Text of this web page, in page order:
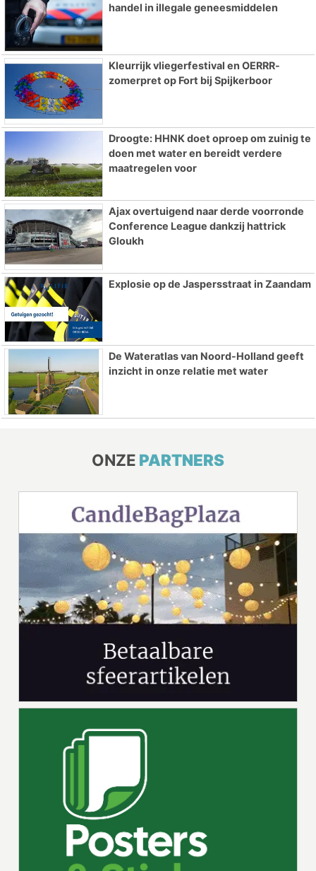
handel in illegale geneesmiddelen
Kleurrijk vliegerfestival en OERRR-
zomerpret op Fort bij Spijkerboor
Droogte: HHNK doet oproep om zuinig te
doen met water en bereidt verdere
maatregelen voor
Ajax overtuigend naar derde voorronde
Conference League dankzij hattrick
Gloukh
Explosie op de Jaspersstraat in Zaandam
De Wateratlas van Noord-Holland geeft
inzicht in onze relatie met water
ONZE PARTNERS